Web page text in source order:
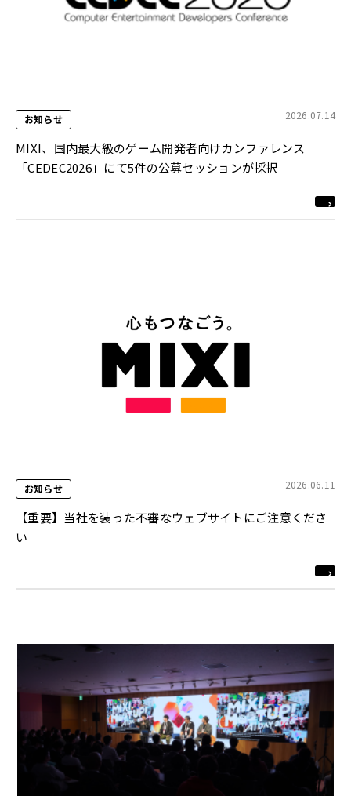
お知らせ 2026.07.14
MIXI、国内最大級のゲーム開発者向けカンファレンス
「CEDEC2026」にて5件の公募セッションが採択
お知らせ 2026.06.11
【重要】当社を装った不審なウェブサイトにご注意くださ
い